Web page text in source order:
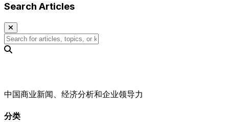
Search Articles
中国商业新闻、经济分析和企业领导力
分类